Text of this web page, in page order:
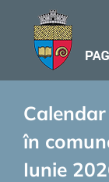
content
în
Iunie